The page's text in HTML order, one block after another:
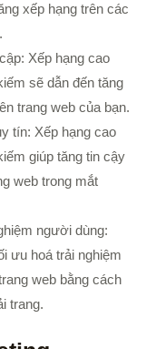
xếp hạng trên các
Xếp hạng cao
sẽ dẫn đến tăng
trang web của bạn.
tín: Xếp hạng cao
giúp tăng tin cậy
web trong mắt
người dùng:
ưu hoá trải nghiệm
web bằng cách
trang.